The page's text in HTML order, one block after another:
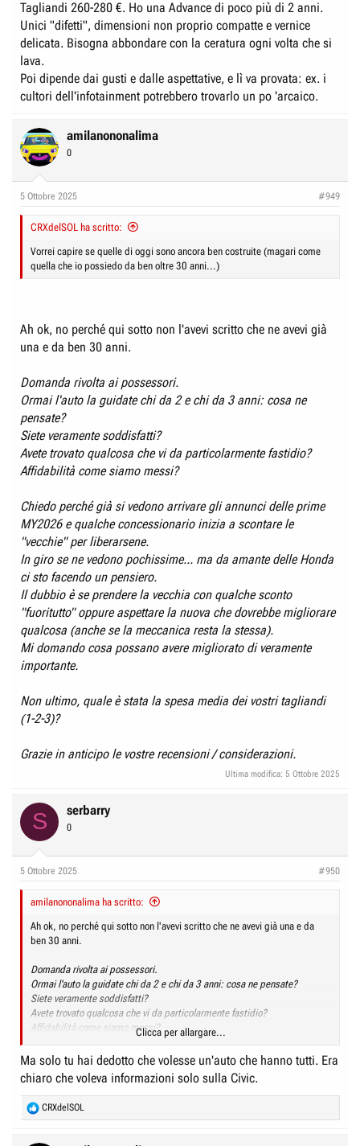
Tagliandi 260-280 €. Ho una Advance di poco più di 2 anni.
Unici "difetti", dimensioni non proprio compatte e vernice
delicata. Bisogna abbondare con la ceratura ogni volta che si
lava.
Poi dipende dai gusti e dalle aspettative, e lì va provata: ex. i
cultori dell'infotainment potrebbero trovarlo un po 'arcaico.
amilanononalima
0
5 Ottobre 2025 #949
CRXdelSOL ha scritto:
Vorrei capire se quelle di oggi sono ancora ben costruite (magari come
quella che io possiedo da ben oltre 30 anni...)
Ah ok, no perché qui sotto non l'avevi scritto che ne avevi già
una e da ben 30 anni.
Domanda rivolta ai possessori.
Ormai l'auto la guidate chi da 2 e chi da 3 anni: cosa ne
pensate?
Siete veramente soddisfatti?
Avete trovato qualcosa che vi da particolarmente fastidio?
Affidabilità come siamo messi?
Chiedo perché già si vedono arrivare gli annunci delle prime
MY2026 e qualche concessionario inizia a scontare le
"vecchie" per liberarsene.
In giro se ne vedono pochissime... ma da amante delle Honda
ci sto facendo un pensiero.
Il dubbio è se prendere la vecchia con qualche sconto
"fuoritutto" oppure aspettare la nuova che dovrebbe migliorare
qualcosa (anche se la meccanica resta la stessa).
Mi domando cosa possano avere migliorato di veramente
importante.
Non ultimo, quale è stata la spesa media dei vostri tagliandi
(1-2-3)?
Grazie in anticipo le vostre recensioni / considerazioni.
Ultima modifica: 5 Ottobre 2025
S serbarry
0
5 Ottobre 2025 #950
amilanononalima ha scritto:
Ah ok, no perché qui sotto non l'avevi scritto che ne avevi già una e da
ben 30 anni.
Domanda rivolta ai possessori.
Ormai l'auto la guidate chi da 2 e chi da 3 anni: cosa ne pensate?
Siete veramente soddisfatti?
Avete trovato qualcosa che vi da particolarmente fastidio?
Affidabilità come siamo messi?
Chiedo perché già si vedono arrivare gli annunci delle prime MY2026 e
qualche concessionario inizia a scontare le "vecchie" per liberarsene.
In giro se ne vedono pochissime... ma da amante delle Honda ci sto
facendo un pensiero.
Il dubbio è se prendere la vecchia con qualche sconto "fuoritutto" oppure
meccanica resta la stessa).
Clicca per allargare...
Ma solo tu hai dedotto che volesse un'auto che hanno tutti. Era
chiaro che voleva informazioni solo sulla Civic.
R
e
CRXdelSOL